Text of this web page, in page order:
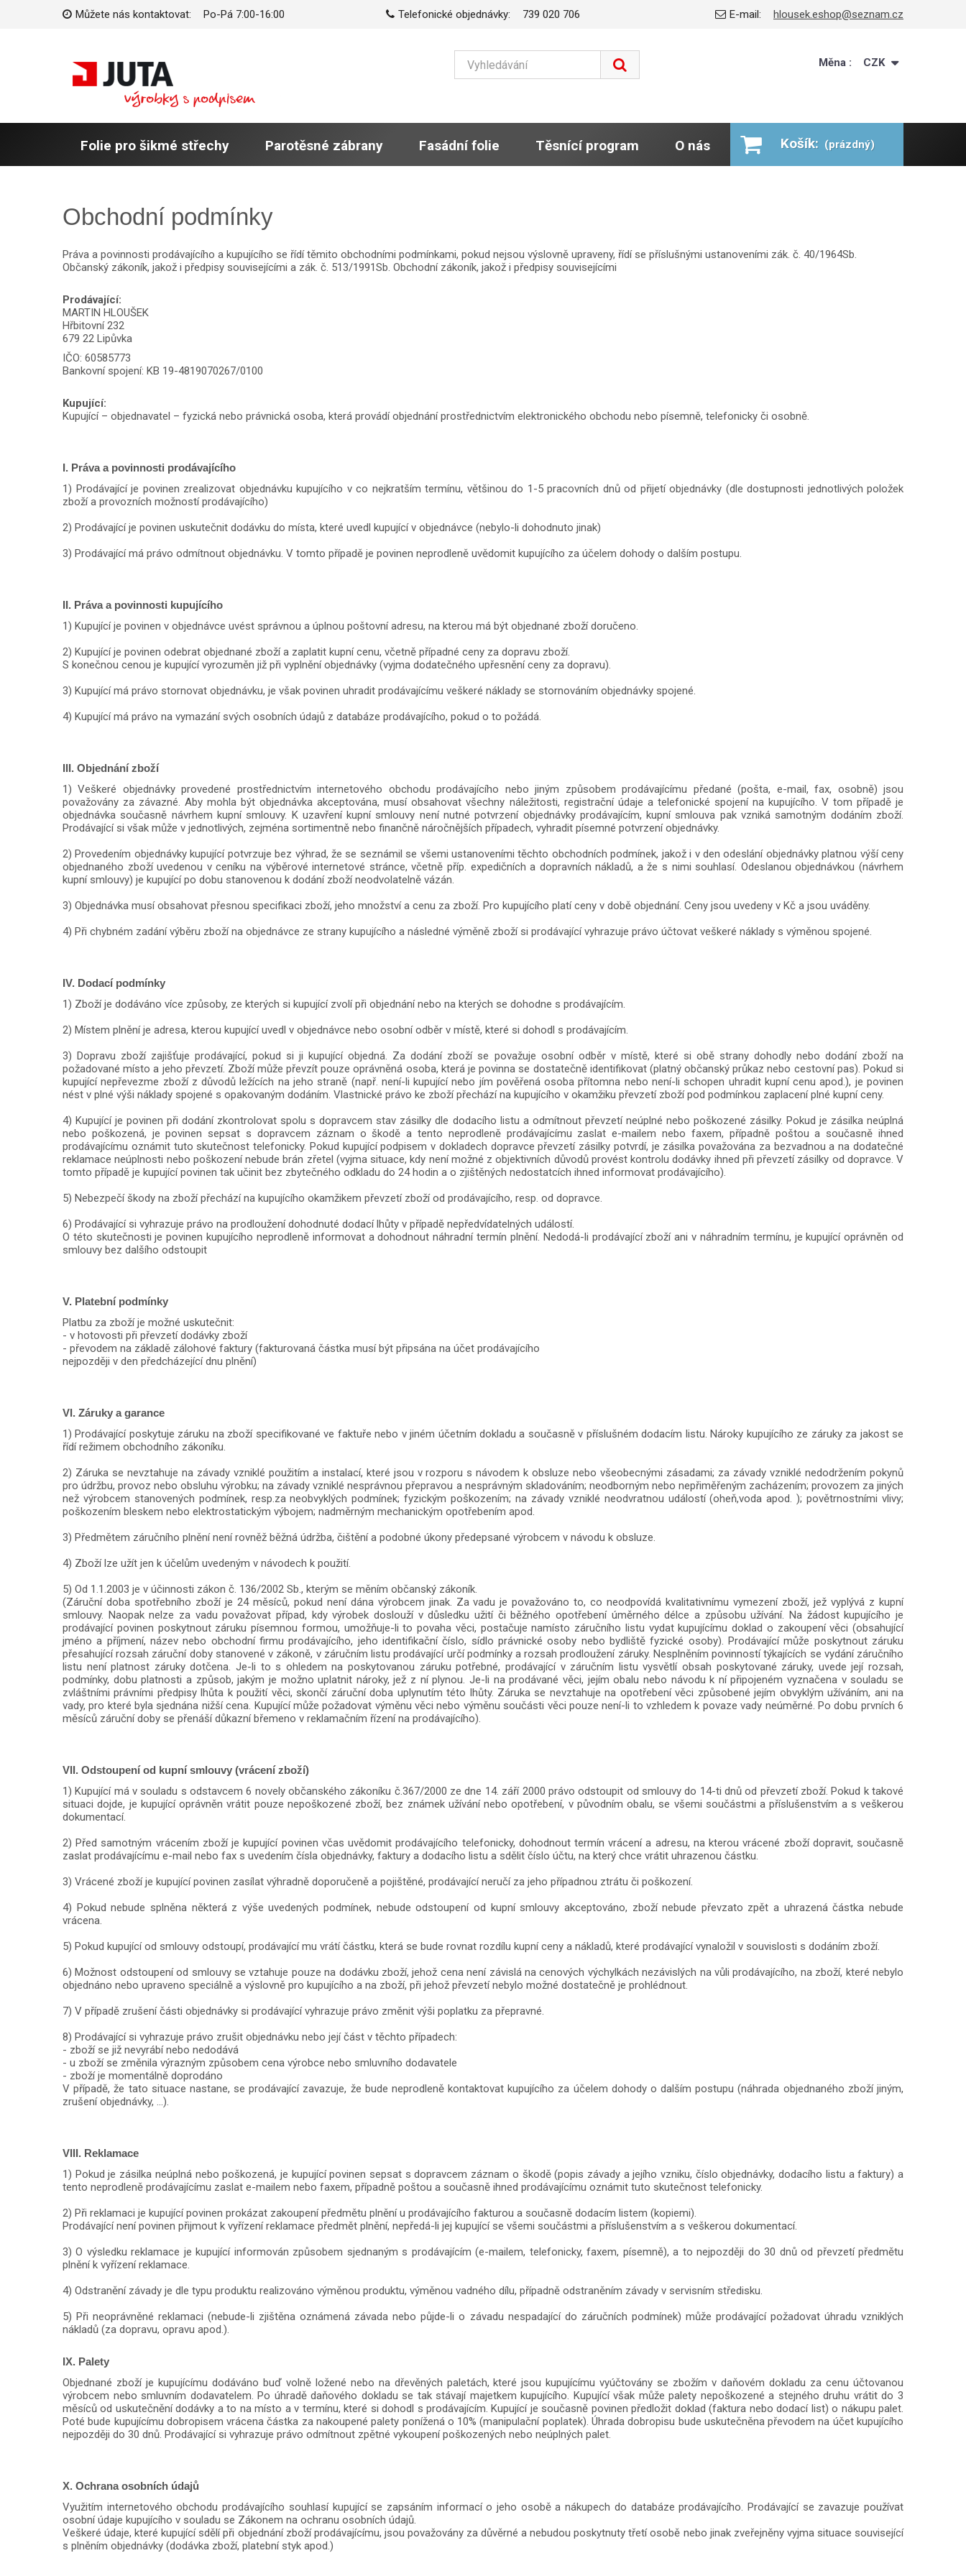
Můžete nás kontaktovat: Po-Pá 7:00-16:00 Telefonické objednávky: 739 020 706 E-mail: hlousek.eshop@seznam.cz
Měna : CZK
Košík: (prázdný)
Folie pro šikmé střechy Parotěsné zábrany Fasádní folie Těsnící program O nás
Obchodní podmínky
Práva a povinnosti prodávajícího a kupujícího se řídí těmito obchodními podmínkami, pokud nejsou výslovně upraveny, řídí se příslušnými ustanoveními zák. č. 40/1964Sb.
Občanský zákoník, jakož i předpisy souvisejícími a zák. č. 513/1991Sb. Obchodní zákoník, jakož i předpisy souvisejícími
Prodávající:
MARTIN HLOUŠEK
Hřbitovní 232
679 22 Lipůvka
IČO: 60585773
Bankovní spojení: KB 19-4819070267/0100
Kupující:
Kupující – objednavatel – fyzická nebo právnická osoba, která provádí objednání prostřednictvím elektronického obchodu nebo písemně, telefonicky či osobně.
I. Práva a povinnosti prodávajícího
1) Prodávající je povinen zrealizovat objednávku kupujícího v co nejkratším termínu, většinou do 1-5 pracovních dnů od přijetí objednávky (dle dostupnosti jednotlivých položek
zboží a provozních možností prodávajícího)
2) Prodávající je povinen uskutečnit dodávku do místa, které uvedl kupující v objednávce (nebylo-li dohodnuto jinak)
3) Prodávající má právo odmítnout objednávku. V tomto případě je povinen neprodleně uvědomit kupujícího za účelem dohody o dalším postupu.
II. Práva a povinnosti kupujícího
1) Kupující je povinen v objednávce uvést správnou a úplnou poštovní adresu, na kterou má být objednané zboží doručeno.
2) Kupující je povinen odebrat objednané zboží a zaplatit kupní cenu, včetně případné ceny za dopravu zboží.
S konečnou cenou je kupující vyrozuměn již při vyplnění objednávky (vyjma dodatečného upřesnění ceny za dopravu).
3) Kupující má právo stornovat objednávku, je však povinen uhradit prodávajícímu veškeré náklady se stornováním objednávky spojené.
4) Kupující má právo na vymazání svých osobních údajů z databáze prodávajícího, pokud o to požádá.
III. Objednání zboží
1) Veškeré objednávky provedené prostřednictvím internetového obchodu prodávajícího nebo jiným způsobem prodávajícímu předané (pošta, e-mail, fax, osobně) jsou
považovány za závazné. Aby mohla být objednávka akceptována, musí obsahovat všechny náležitosti, registrační údaje a telefonické spojení na kupujícího. V tom případě je
objednávka současně návrhem kupní smlouvy. K uzavření kupní smlouvy není nutné potvrzení objednávky prodávajícím, kupní smlouva pak vzniká samotným dodáním zboží.
Prodávající si však může v jednotlivých, zejména sortimentně nebo finančně náročnějších případech, vyhradit písemné potvrzení objednávky.
2) Provedením objednávky kupující potvrzuje bez výhrad, že se seznámil se všemi ustanoveními těchto obchodních podmínek, jakož i v den odeslání objednávky platnou výší ceny
objednaného zboží uvedenou v ceníku na výběrové internetové stránce, včetně příp. expedičních a dopravních nákladů, a že s nimi souhlasí. Odeslanou objednávkou (návrhem
kupní smlouvy) je kupující po dobu stanovenou k dodání zboží neodvolatelně vázán.
3) Objednávka musí obsahovat přesnou specifikaci zboží, jeho množství a cenu za zboží. Pro kupujícího platí ceny v době objednání. Ceny jsou uvedeny v Kč a jsou uváděny.
4) Při chybném zadání výběru zboží na objednávce ze strany kupujícího a následné výměně zboží si prodávající vyhrazuje právo účtovat veškeré náklady s výměnou spojené.
IV. Dodací podmínky
1) Zboží je dodáváno více způsoby, ze kterých si kupující zvolí při objednání nebo na kterých se dohodne s prodávajícím.
2) Místem plnění je adresa, kterou kupující uvedl v objednávce nebo osobní odběr v místě, které si dohodl s prodávajícím.
3) Dopravu zboží zajišťuje prodávající, pokud si ji kupující objedná. Za dodání zboží se považuje osobní odběr v místě, které si obě strany dohodly nebo dodání zboží na
požadované místo a jeho převzetí. Zboží může převzít pouze oprávněná osoba, která je povinna se dostatečně identifikovat (platný občanský průkaz nebo cestovní pas). Pokud si
kupující nepřevezme zboží z důvodů ležících na jeho straně (např. není-li kupující nebo jím pověřená osoba přítomna nebo není-li schopen uhradit kupní cenu apod.), je povinen
nést v plné výši náklady spojené s opakovaným dodáním. Vlastnické právo ke zboží přechází na kupujícího v okamžiku převzetí zboží pod podmínkou zaplacení plné kupní ceny.
4) Kupující je povinen při dodání zkontrolovat spolu s dopravcem stav zásilky dle dodacího listu a odmítnout převzetí neúplné nebo poškozené zásilky. Pokud je zásilka neúplná
nebo poškozená, je povinen sepsat s dopravcem záznam o škodě a tento neprodleně prodávajícímu zaslat e-mailem nebo faxem, případně poštou a současně ihned
prodávajícímu oznámit tuto skutečnost telefonicky. Pokud kupující podpisem v dokladech dopravce převzetí zásilky potvrdí, je zásilka považována za bezvadnou a na dodatečné
reklamace neúplnosti nebo poškození nebude brán zřetel (vyjma situace, kdy není možné z objektivních důvodů provést kontrolu dodávky ihned při převzetí zásilky od dopravce. V
tomto případě je kupující povinen tak učinit bez zbytečného odkladu do 24 hodin a o zjištěných nedostatcích ihned informovat prodávajícího).
5) Nebezpečí škody na zboží přechází na kupujícího okamžikem převzetí zboží od prodávajícího, resp. od dopravce.
6) Prodávající si vyhrazuje právo na prodloužení dohodnuté dodací lhůty v případě nepředvídatelných událostí.
O této skutečnosti je povinen kupujícího neprodleně informovat a dohodnout náhradní termín plnění. Nedodá-li prodávající zboží ani v náhradním termínu, je kupující oprávněn od
smlouvy bez dalšího odstoupit
V. Platební podmínky
Platbu za zboží je možné uskutečnit:
- v hotovosti při převzetí dodávky zboží
- převodem na základě zálohové faktury (fakturovaná částka musí být připsána na účet prodávajícího
nejpozději v den předcházející dnu plnění)
VI. Záruky a garance
1) Prodávající poskytuje záruku na zboží specifikované ve faktuře nebo v jiném účetním dokladu a současně v příslušném dodacím listu. Nároky kupujícího ze záruky za jakost se
řídí režimem obchodního zákoníku.
2) Záruka se nevztahuje na závady vzniklé použitím a instalací, které jsou v rozporu s návodem k obsluze nebo všeobecnými zásadami; za závady vzniklé nedodržením pokynů
pro údržbu, provoz nebo obsluhu výrobku; na závady vzniklé nesprávnou přepravou a nesprávným skladováním; neodborným nebo nepřiměřeným zacházením; provozem za jiných
než výrobcem stanovených podmínek, resp.za neobvyklých podmínek; fyzickým poškozením; na závady vzniklé neodvratnou událostí (oheň,voda apod. ); povětrnostními vlivy;
poškozením bleskem nebo elektrostatickým výbojem; nadměrným mechanickým opotřebením apod.
3) Předmětem záručního plnění není rovněž běžná údržba, čištění a podobné úkony předepsané výrobcem v návodu k obsluze.
4) Zboží lze užít jen k účelům uvedeným v návodech k použití.
5) Od 1.1.2003 je v účinnosti zákon č. 136/2002 Sb., kterým se měním občanský zákoník.
(Záruční doba spotřebního zboží je 24 měsíců, pokud není dána výrobcem jinak. Za vadu je považováno to, co neodpovídá kvalitativnímu vymezení zboží, jež vyplývá z kupní
smlouvy. Naopak nelze za vadu považovat případ, kdy výrobek doslouží v důsledku užití či běžného opotřebení úměrného délce a způsobu užívání. Na žádost kupujícího je
prodávající povinen poskytnout záruku písemnou formou, umožňuje-li to povaha věci, postačuje namísto záručního listu vydat kupujícímu doklad o zakoupení věci (obsahující
jméno a příjmení, název nebo obchodní firmu prodávajícího, jeho identifikační číslo, sídlo právnické osoby nebo bydliště fyzické osoby). Prodávající může poskytnout záruku
přesahující rozsah záruční doby stanovené v zákoně, v záručním listu prodávající určí podmínky a rozsah prodloužení záruky. Nesplněním povinností týkajících se vydání záručního
listu není platnost záruky dotčena. Je-li to s ohledem na poskytovanou záruku potřebné, prodávající v záručním listu vysvětlí obsah poskytované záruky, uvede její rozsah,
podmínky, dobu platnosti a způsob, jakým je možno uplatnit nároky, jež z ní plynou. Je-li na prodávané věci, jejím obalu nebo návodu k ní připojeném vyznačena v souladu se
zvláštními právními předpisy lhůta k použití věci, skončí záruční doba uplynutím této lhůty. Záruka se nevztahuje na opotřebení věci způsobené jejím obvyklým užíváním, ani na
vady, pro které byla sjednána nižší cena. Kupující může požadovat výměnu věci nebo výměnu součásti věci pouze není-li to vzhledem k povaze vady neúměrné. Po dobu prvních 6
měsíců záruční doby se přenáší důkazní břemeno v reklamačním řízení na prodávajícího).
VII. Odstoupení od kupní smlouvy (vrácení zboží)
1) Kupující má v souladu s odstavcem 6 novely občanského zákoníku č.367/2000 ze dne 14. září 2000 právo odstoupit od smlouvy do 14-ti dnů od převzetí zboží. Pokud k takové
situaci dojde, je kupující oprávněn vrátit pouze nepoškozené zboží, bez známek užívání nebo opotřebení, v původním obalu, se všemi součástmi a příslušenstvím a s veškerou
dokumentací.
2) Před samotným vrácením zboží je kupující povinen včas uvědomit prodávajícího telefonicky, dohodnout termín vrácení a adresu, na kterou vrácené zboží dopravit, současně
zaslat prodávajícímu e-mail nebo fax s uvedením čísla objednávky, faktury a dodacího listu a sdělit číslo účtu, na který chce vrátit uhrazenou částku.
3) Vrácené zboží je kupující povinen zasílat výhradně doporučeně a pojištěné, prodávající neručí za jeho případnou ztrátu či poškození.
4) Pokud nebude splněna některá z výše uvedených podmínek, nebude odstoupení od kupní smlouvy akceptováno, zboží nebude převzato zpět a uhrazená částka nebude
vrácena.
5) Pokud kupující od smlouvy odstoupí, prodávající mu vrátí částku, která se bude rovnat rozdílu kupní ceny a nákladů, které prodávající vynaložil v souvislosti s dodáním zboží.
6) Možnost odstoupení od smlouvy se vztahuje pouze na dodávku zboží, jehož cena není závislá na cenových výchylkách nezávislých na vůli prodávajícího, na zboží, které nebylo
objednáno nebo upraveno speciálně a výslovně pro kupujícího a na zboží, při jehož převzetí nebylo možné dostatečně je prohlédnout.
7) V případě zrušení části objednávky si prodávající vyhrazuje právo změnit výši poplatku za přepravné.
8) Prodávající si vyhrazuje právo zrušit objednávku nebo její část v těchto případech:
- zboží se již nevyrábí nebo nedodává
- u zboží se změnila výrazným způsobem cena výrobce nebo smluvního dodavatele
- zboží je momentálně doprodáno
V případě, že tato situace nastane, se prodávající zavazuje, že bude neprodleně kontaktovat kupujícího za účelem dohody o dalším postupu (náhrada objednaného zboží jiným,
zrušení objednávky, ...).
VIII. Reklamace
1) Pokud je zásilka neúplná nebo poškozená, je kupující povinen sepsat s dopravcem záznam o škodě (popis závady a jejího vzniku, číslo objednávky, dodacího listu a faktury) a
tento neprodleně prodávajícímu zaslat e-mailem nebo faxem, případně poštou a současně ihned prodávajícímu oznámit tuto skutečnost telefonicky.
2) Při reklamaci je kupující povinen prokázat zakoupení předmětu plnění u prodávajícího fakturou a současně dodacím listem (kopiemi).
Prodávající není povinen přijmout k vyřízení reklamace předmět plnění, nepředá-li jej kupující se všemi součástmi a příslušenstvím a s veškerou dokumentací.
3) O výsledku reklamace je kupující informován způsobem sjednaným s prodávajícím (e-mailem, telefonicky, faxem, písemně), a to nejpozději do 30 dnů od převzetí předmětu
plnění k vyřízení reklamace.
4) Odstranění závady je dle typu produktu realizováno výměnou produktu, výměnou vadného dílu, případně odstraněním závady v servisním středisku.
5) Při neoprávněné reklamaci (nebude-li zjištěna oznámená závada nebo půjde-li o závadu nespadající do záručních podmínek) může prodávající požadovat úhradu vzniklých
nákladů (za dopravu, opravu apod.).
IX. Palety
Objednané zboží je kupujícímu dodáváno buď volně ložené nebo na dřevěných paletách, které jsou kupujícímu vyúčtovány se zbožím v daňovém dokladu za cenu účtovanou
výrobcem nebo smluvním dodavatelem. Po úhradě daňového dokladu se tak stávají majetkem kupujícího. Kupující však může palety nepoškozené a stejného druhu vrátit do 3
měsíců od uskutečnění dodávky a to na místo a v termínu, které si dohodl s prodávajícím. Kupující je současně povinen předložit doklad (faktura nebo dodací list) o nákupu palet.
Poté bude kupujícímu dobropisem vrácena částka za nakoupené palety ponížená o 10% (manipulační poplatek). Úhrada dobropisu bude uskutečněna převodem na účet kupujícího
nejpozději do 30 dnů. Prodávající si vyhrazuje právo odmítnout zpětné vykoupení poškozených nebo neúplných palet.
X. Ochrana osobních údajů
Využitím internetového obchodu prodávajícího souhlasí kupující se zapsáním informací o jeho osobě a nákupech do databáze prodávajícího. Prodávající se zavazuje používat
osobní údaje kupujícího v souladu se Zákonem na ochranu osobních údajů.
Veškeré údaje, které kupující sdělí při objednání zboží prodávajícímu, jsou považovány za důvěrné a nebudou poskytnuty třetí osobě nebo jinak zveřejněny vyjma situace související
s plněním objednávky (dodávka zboží, platební styk apod.)